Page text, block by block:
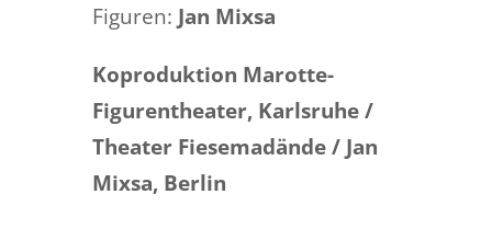
Figuren: Jan Mixsa
Koproduktion Marotte-
Figurentheater, Karlsruhe /
Theater Fiesemadände / Jan
Mixsa, Berlin